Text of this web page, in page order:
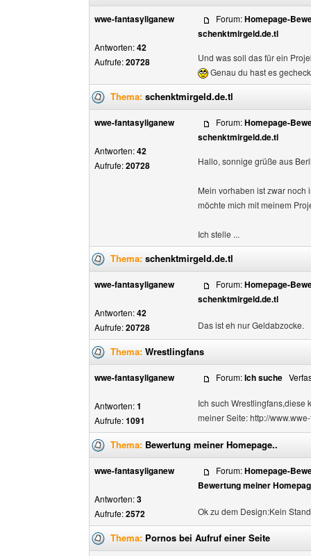
wwe-fantasyliganew
Antworten:42
Aufrufe:20728
Forum:Homepage-
schenktmirgeld.de.tl
Und was soll das für ein
Genau du hast es
Thema: schenktmirgeld.de.tl
wwe-fantasyliganew
Antworten:42
Aufrufe:20728
Forum:Homepage-
schenktmirgeld.de.tl
Hallo, sonnige grüße aus
Mein vorhaben ist zwar noch
möchte mich mit meinem
Ich stelle ...
Thema: schenktmirgeld.de.tl
wwe-fantasyliganew
Antworten:42
Aufrufe:20728
Forum:Homepage-
schenktmirgeld.de.tl
Das ist eh nur Geldabzocke.
Thema: Wrestlingfans
wwe-fantasyliganew
Antworten:1
Aufrufe:1091
Forum:Ich suche
Ich such Wrestlingfans,diese
meiner Seite: http://
Thema: Bewertung meiner Homepage..
wwe-fantasyliganew
Antworten:3
Aufrufe:2572
Forum:Homepage-
Bewertung meiner
Ok zu dem Design:Kein
Thema: Pornos bei Aufruf einer Seite